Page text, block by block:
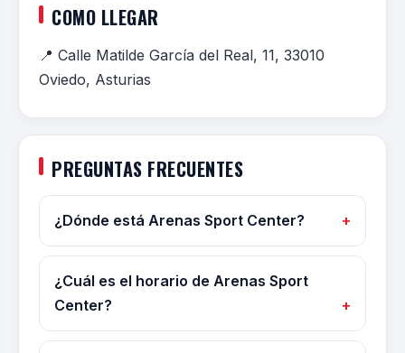
COMO LLEGAR
📍 Calle Matilde García del Real, 11, 33010
Oviedo, Asturias
PREGUNTAS FRECUENTES
¿Dónde está Arenas Sport Center?
¿Cuál es el horario de Arenas Sport
Center?